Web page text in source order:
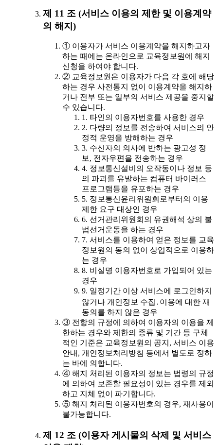
제 11 조 (서비스 이용의 제한 및 이용계약
의 해지)
① 이용자가 서비스 이용계약을 해지하고자
하는 때에는 온라인으로 교육정보원에 해지
신청을 하여야 합니다.
② 교육정보원은 이용자가 다음 각 호에 해당
하는 경우 사전통지 없이 이용계약을 해지하
거나 전부 또는 일부의 서비스 제공을 중지할
수 있습니다.
1. 타인의 이용자번호를 사용한 경우
2. 다량의 정보를 전송하여 서비스의 안
정적 운영을 방해하는 경우
3. 수신자의 의사에 반하는 광고성 정
보, 전자우편을 전송하는 경우
4. 정보통신설비의 오작동이나 정보 등
의 파괴를 유발하는 컴퓨터 바이러스
프로그램등을 유포하는 경우
5. 정보통신윤리위원회로부터의 이용
제한 요구 대상인 경우
6. 선거관리위원회의 유권해석 상의 불
법선거운동을 하는 경우
7. 서비스를 이용하여 얻은 정보를 교육
정보원의 동의 없이 상업적으로 이용하
는 경우
8. 비실명 이용자번호로 가입되어 있는
경우
9. 일정기간 이상 서비스에 로그인하지
않거나 개인정보 수집․이용에 대한 재
동의를 하지 않은 경우
③ 전항의 규정에 의하여 이용자의 이용을 제
한하는 경우와 제한의 종류 및 기간 등 구체
적인 기준은 교육정보원의 공지, 서비스 이용
안내, 개인정보처리방침 등에서 별도로 정하
는 바에 의합니다.
④ 해지 처리된 이용자의 정보는 법령의 규정
에 의하여 보존할 필요성이 있는 경우를 제외
하고 지체 없이 파기합니다.
⑤ 해지 처리된 이용자번호의 경우, 재사용이
불가능합니다.
제 12 조 (이용자 게시물의 삭제 및 서비스